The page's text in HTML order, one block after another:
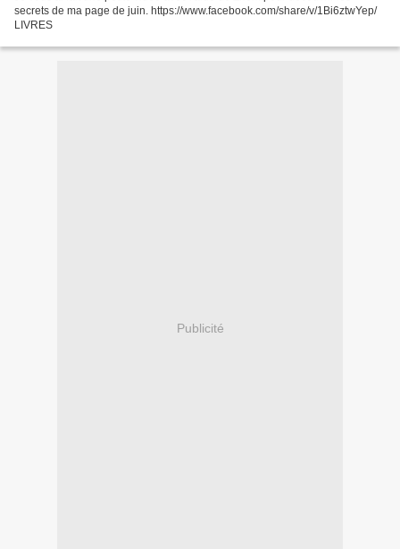
secrets de ma page de juin. https://www.facebook.com/share/v/1Bi6ztwYep/
LIVRES
Publicité